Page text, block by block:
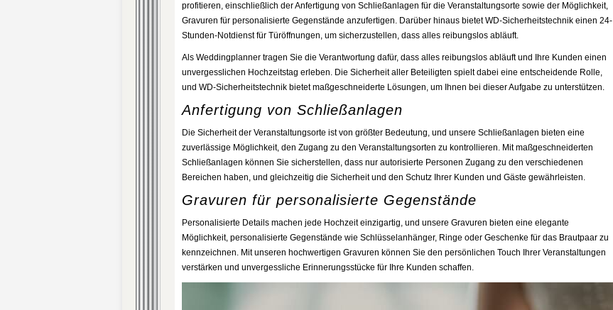
profitieren, einschließlich der Anfertigung von Schließanlagen für die Veranstaltungsorte sowie der Möglichkeit,
Gravuren für personalisierte Gegenstände anzufertigen. Darüber hinaus bietet WD-Sicherheitstechnik einen 24-
Stunden-Notdienst für Türöffnungen, um sicherzustellen, dass alles reibungslos abläuft.
Als Weddingplanner tragen Sie die Verantwortung dafür, dass alles reibungslos abläuft und Ihre Kunden einen
unvergesslichen Hochzeitstag erleben. Die Sicherheit aller Beteiligten spielt dabei eine entscheidende Rolle,
und WD-Sicherheitstechnik bietet maßgeschneiderte Lösungen, um Ihnen bei dieser Aufgabe zu unterstützen.
Anfertigung von Schließanlagen
Die Sicherheit der Veranstaltungsorte ist von größter Bedeutung, und unsere Schließanlagen bieten eine
zuverlässige Möglichkeit, den Zugang zu den Veranstaltungsorten zu kontrollieren. Mit maßgeschneiderten
Schließanlagen können Sie sicherstellen, dass nur autorisierte Personen Zugang zu den verschiedenen
Bereichen haben, und gleichzeitig die Sicherheit und den Schutz Ihrer Kunden und Gäste gewährleisten.
Gravuren für personalisierte Gegenstände
Personalisierte Details machen jede Hochzeit einzigartig, und unsere Gravuren bieten eine elegante
Möglichkeit, personalisierte Gegenstände wie Schlüsselanhänger, Ringe oder Geschenke für das Brautpaar zu
kennzeichnen. Mit unseren hochwertigen Gravuren können Sie den persönlichen Touch Ihrer Veranstaltungen
verstärken und unvergessliche Erinnerungsstücke für Ihre Kunden schaffen.